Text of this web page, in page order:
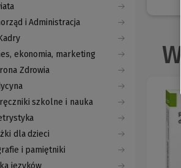
i Administracja
ekonomia, marketing
Zdrowia
szkolne i nauka
dla dzieci
i pamiętniki